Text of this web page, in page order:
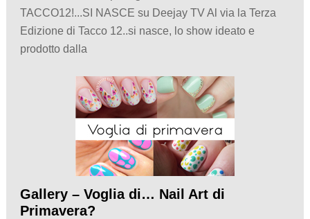
TACCO12!...SI NASCE su Deejay TV Al via la Terza
Edizione di Tacco 12..si nasce, lo show ideato e
prodotto dalla
Gallery – Voglia di… Nail Art di
Primavera?